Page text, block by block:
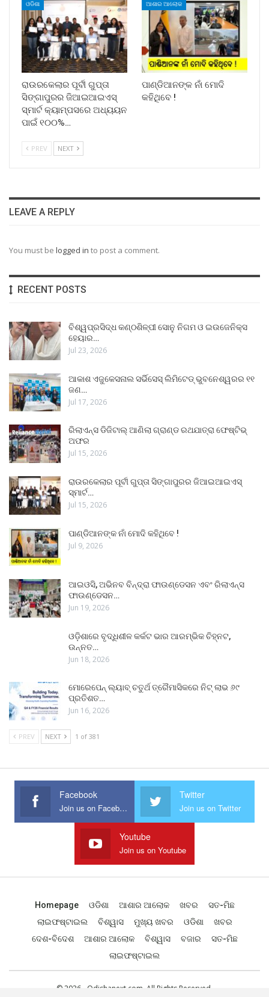
ଓଡିଶା
ରାଉରକେଲାର ପୂର୍ବୀ ଗୁପ୍ତା
ସିଙ୍ଗାପୁରର ଜିଆଇଆଇଏସ୍
ସ୍ମାର୍ଟ କ୍ୟାମ୍ପସରେ ଅଧ୍ୟୟନ
ପାଇଁ ୧୦୦%…
ଆଶାର ଆଲୋକ
ପାଣ୍ଡିଆନଙ୍କ ନାଁ ମୋଦି
କହିଥିବେ !
PREV NEXT
LEAVE A REPLY
You must be logged in to post a comment.
RECENT POSTS
ବିଶ୍ୱପ୍ରସିଦ୍ଧ କଣ୍ଠଶିଳ୍ପୀ ସୋନୁ ନିଗମ ଓ ଇଉଜେନିକ୍ସ
ହେୟାର…
Jul 23, 2026
ଆକାଶ ଏଜୁକେସନାଲ ସର୍ଭିସେସ୍ ଲିମିଟେଡ୍ ଭୁବନେଶ୍ୱରର ୧୧
ଜଣ…
Jul 17, 2026
ରିଲାଏନ୍ସ ଡିଜିଟାଲ୍ ଆଣିଲା ଗ୍ରାଣ୍ଡ ରଥଯାତ୍ରା ଫେଷ୍ଟିଭ୍
ଅଫର
Jul 15, 2026
ରାଉରକେଲାର ପୂର୍ବୀ ଗୁପ୍ତା ସିଙ୍ଗାପୁରର ଜିଆଇଆଇଏସ୍
ସ୍ମାର୍ଟ…
Jul 15, 2026
ପାଣ୍ଡିଆନଙ୍କ ନାଁ ମୋଦି କହିଥିବେ !
Jul 9, 2026
ଆଇଓସି, ଅଭିନବ ବିନ୍ଦ୍ରା ଫାଉଣ୍ଡେସନ ଏବଂ ରିଲାଏନ୍ସ
ଫାଉଣ୍ଡେସନ…
Jun 19, 2026
ଓଡ଼ିଶାରେ ବୃଦ୍ଧିଶୀଳ କର୍କଟ ଭାର ଆରମ୍ଭିକ ଚିହ୍ନଟ,
ଉନ୍ନତ…
Jun 18, 2026
ମୋରେପେନ୍ ଲ୍ୟାବ୍ ଚତୁର୍ଥ ତ୍ରୈମାସିକରେ ନିଟ୍ ଲାଭ ୬୯
ପ୍ରତିଶତ…
Jun 16, 2026
PREV NEXT 1 of 381
Facebook
Join us on Facebook
Twitter
Join us on Twitter
Youtube
Join us on Youtube
Homepage ଓଡିଶା ଆଶାର ଆଲୋକ ଖବର
ସତ-ମିଛ
ଲାଇଫଷ୍ଟାଇଲ
ବିଶ୍ୱାସ ମୁଖ୍ୟ ଖବର ଓଡିଶା
ଖବର
ଦେଶ-ବିଦେଶ
ଆଶାର ଆଲୋକ ବିଶ୍ୱାସ ବଜାର
ସତ-ମିଛ
ଲାଇଫଷ୍ଟାଇଲ
© 2026 - Odishanext.com. All Rights Reserved.